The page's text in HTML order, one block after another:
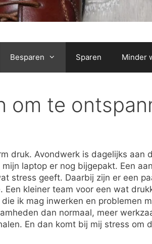
Besparen Sparen Minder
om te
druk. Avondwerk is dagelijks aan
laptop er nog bijgepakt. Een
stress geeft. Daarbij zijn er een
kleiner team voor een wat
ik mag inwerken en problemen
dan normaal, meer
En dan komt bij mij stress om